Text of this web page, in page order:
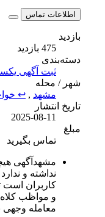
اطلاعات تماس
بازدید
475 بازدید
دسته‌بندی
ثبت آگهی
شهر / محله
مشهد ,
↩
تاریخ انتشار
2025-08-11
مبلغ
تماس بگیرید
مشهدآگهی
نداشته و
کاربران است
و مواظب کلاه
معامله وجهی